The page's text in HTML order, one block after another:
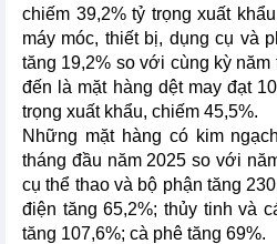
chiếm 39,2% tỷ trọng xuất
máy móc, thiết bị, dụng cụ và
tăng 19,2% so với cùng kỳ
đến là mặt hàng dệt may đạt
trọng xuất khẩu, chiếm 45,5%.
Những mặt hàng có kim
tháng đầu năm 2025 so với
cụ thể thao và bộ phận tăng
điện tăng 65,2%; thủy tinh và
tăng 107,6%; cà phê tăng 69%.